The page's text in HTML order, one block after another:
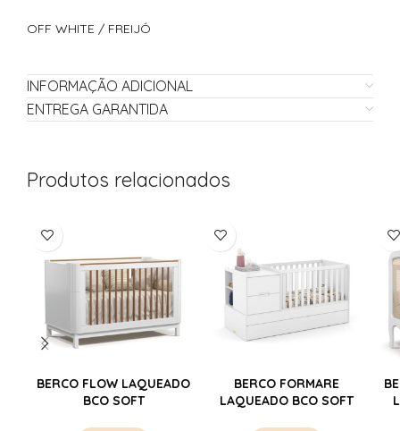
OFF WHITE / FREIJÓ
INFORMAÇÃO ADICIONAL
ENTREGA GARANTIDA
Produtos relacionados
BERCO FLOW LAQUEADO
BCO SOFT
BERCO FORMARE
LAQUEADO BCO SOFT